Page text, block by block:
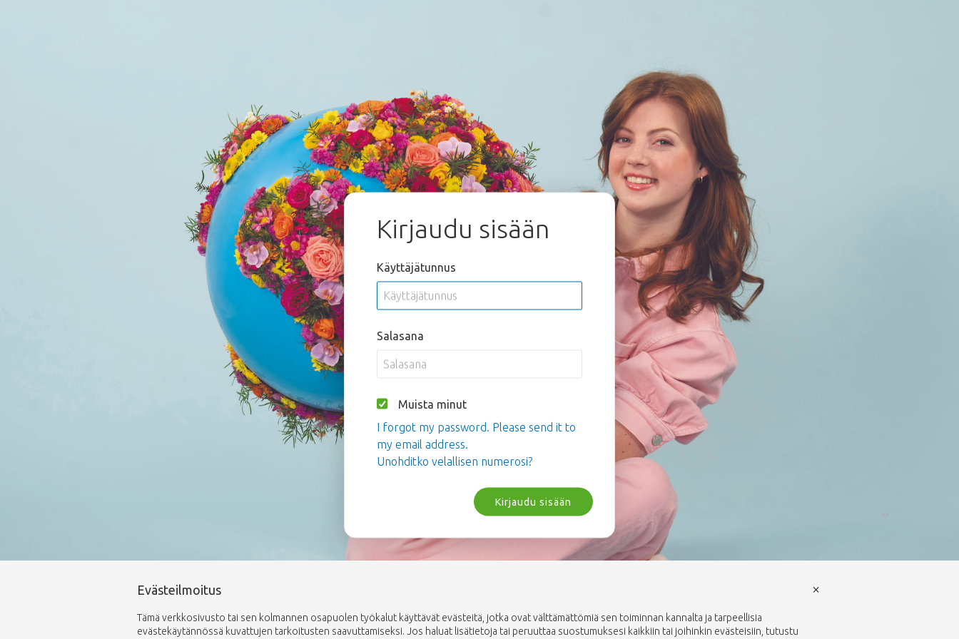
Kirjaudu sisään
Käyttäjätunnus
Salasana
Muista minut
I forgot my password. Please send it to
my email address.
Unohditko velallisen numerosi?
Kirjaudu sisään
Evästeilmoitus
Tämä verkkosivusto tai sen kolmannen osapuolen työkalut käyttävät evästeitä, jotka ovat välttämättömiä sen toiminnan kannalta ja tarpeellisia
evästekäytännössä kuvattujen tarkoitusten saavuttamiseksi. Jos haluat lisätietoja tai peruuttaa suostumuksesi kaikkiin tai joihinkin evästeisiin, tutustu
×